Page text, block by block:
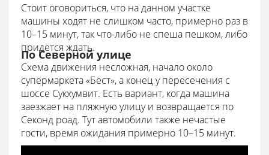
Стоит оговориться, что на данном участке
машины ходят не слишком часто, примерно раз в
10–15 минут, так что-либо не спеша пешком, либо
придется ждать.
По Северной улице
Схема движения несложная, начало около
супермаркета «Бест», а конец у пересечения с
шоссе Сукхумвит. Есть вариант, когда машина
заезжает на пляжную улицу и возвращается по
Секонд роад. Тут автомобили также нечастые
гости, время ожидания примерно 10–15 минут.